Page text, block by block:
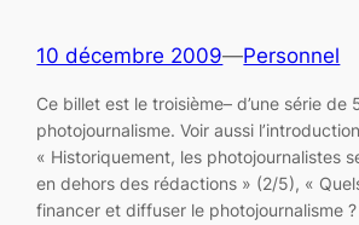
10 décembre 2009—Personnel
Ce billet est le troisième– d’une série de
photojournalisme. Voir aussi
« Historiquement, les photojournalistes
en dehors des rédactions » (2/5), «
financer et diffuser le photojournalisme